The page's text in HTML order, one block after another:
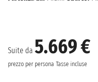
Suite da 5.669 €
prezzo per persona Tasse incluse